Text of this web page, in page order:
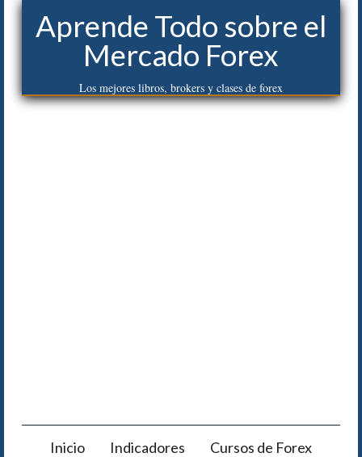
Aprende Todo sobre el
Mercado Forex
Los mejores libros, brokers y clases de forex
Inicio Indicadores Cursos de Forex